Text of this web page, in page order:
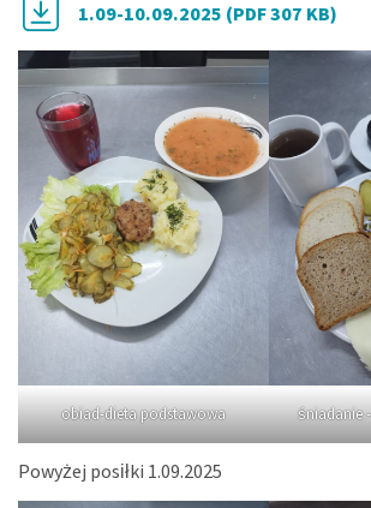
1.09-10.09.2025 (PDF 307 KB)
obiad-dieta podstawowa śniadanie
Powyżej posiłki 1.09.2025